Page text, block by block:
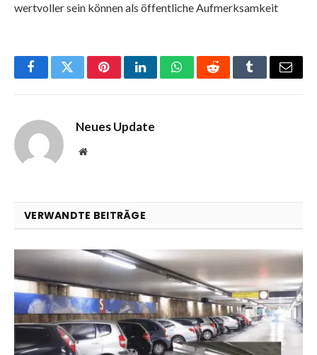
wertvoller sein können als öffentliche Aufmerksamkeit
FacebookTwitterPinterestLinkedInWhatsAppRedditTumblrEmail
Neues Update
Website
VERWANDTE BEITRÄGE